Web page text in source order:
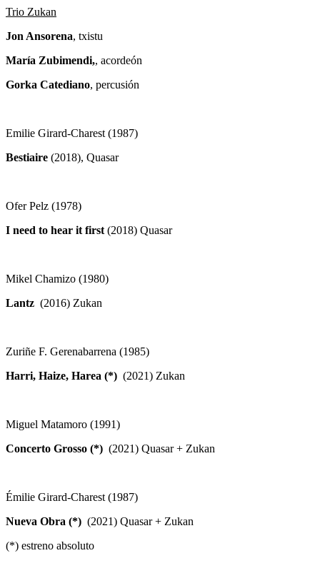
Trio Zukan
Jon Ansorena, txistu
María Zubimendi,, acordeón
Gorka Catediano, percusión
Emilie Girard-Charest (1987)
Bestiaire (2018), Quasar
Ofer Pelz (1978)
I need to hear it first (2018) Quasar
Mikel Chamizo (1980)
Lantz (2016) Zukan
Zuriñe F. Gerenabarrena (1985)
Harri, Haize, Harea (*) (2021) Zukan
Miguel Matamoro (1991)
Concerto Grosso (*) (2021) Quasar + Zukan
Émilie Girard-Charest (1987)
Nueva Obra (*) (2021) Quasar + Zukan
(*) estreno absoluto